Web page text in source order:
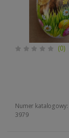
(0)
Numer katalogowy:
3979